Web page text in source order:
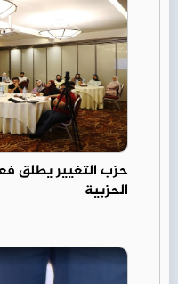
حزب التغيير يطلق
الحزبية